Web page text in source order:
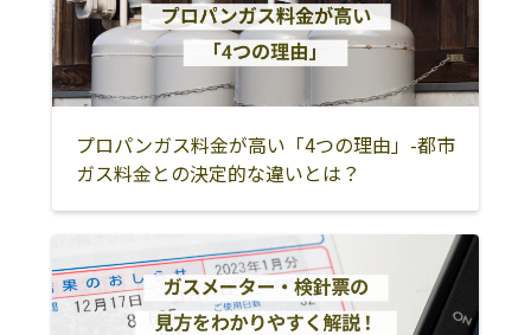
井関プロパン
西予市野村町野
村11-131
0894-72-0235
原町
大洲市 西予市
喜多郡内子町
北宇和郡松野町
南宇和郡愛南町
プロパンガス料金が高い「4つの理由」-都市
ガス料金との決定的な違いとは？